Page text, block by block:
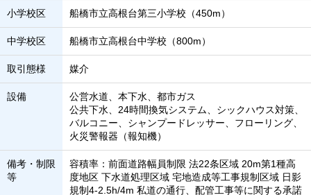
小学校区 船橋市立高根台第三小学校（450m）
中学校区 船橋市立高根台中学校（800m）
取引態様 媒介
設備
公営水道、本下水、都市ガス
公共下水、24時間換気システム、シックハウス対策、
バルコニー、シャンプードレッサー、フローリング、
火災警報器（報知機）
備考・制限
等
容積率：前面道路幅員制限 法22条区域 20m第1種高
度地区 下水道処理区域 宅地造成等工事規制区域 日影
規制4-2.5h/4m 私道の通行、配管工事等に関する承諾